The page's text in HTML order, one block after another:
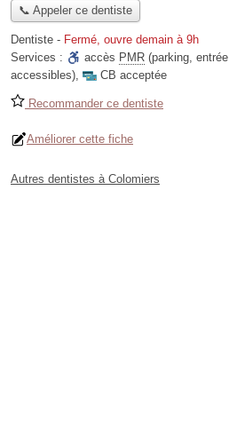
📞 Appeler ce dentiste
Dentiste - Fermé, ouvre demain à 9h
Services :
accès PMR (parking,
accessibles), CB acceptée
Recommander ce dentiste
Améliorer cette fiche
Autres dentistes à Colomiers